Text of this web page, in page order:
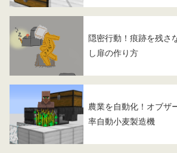
隠密行動！痕跡を残さ
し扉の作り方
農業を自動化！オブザ
率自動小麦製造機